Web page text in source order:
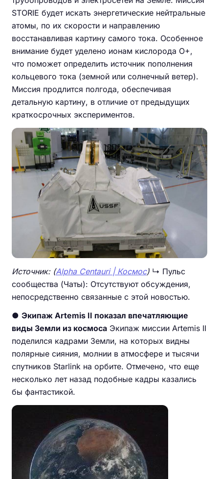
STORIE будет искать энергетические нейтральные
атомы, по их скорости и направлению
восстанавливая картину самого тока. Особенное
внимание будет уделено ионам кислорода O+,
что поможет определить источник пополнения
кольцевого тока (земной или солнечный ветер).
Миссия продлится полгода, обеспечивая
детальную картину, в отличие от предыдущих
краткосрочных экспериментов.
Источник: (Alpha Centauri | Космос) ↳ Пульс
сообщества (Чаты): Отсутствуют обсуждения,
непосредственно связанные с этой новостью.
● Экипаж Artemis II показал впечатляющие
виды Земли из космоса Экипаж миссии Artemis II
поделился кадрами Земли, на которых видны
полярные сияния, молнии в атмосфере и тысячи
спутников Starlink на орбите. Отмечено, что еще
несколько лет назад подобные кадры казались
бы фантастикой.